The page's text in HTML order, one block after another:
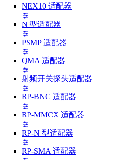
NEX10 适配器
N 型适配器
PSMP 适配器
QMA 适配器
射频开关探头适配器
RP-BNC 适配器
RP-MMCX 适配器
RP-N 型适配器
RP-SMA 适配器